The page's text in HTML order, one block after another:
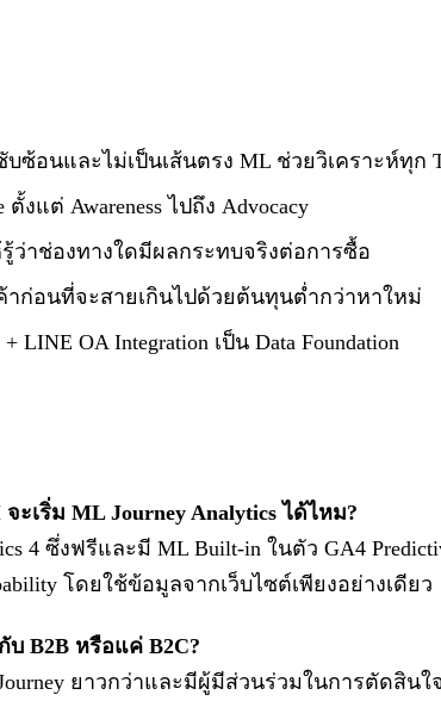
บซ้อนและไม่เป็นเส้นตรง ML ช่วยวิเคราะห์ทุก
แต่ Awareness ไปถึง Advocacy
รู้ว่าช่องทางใดมีผลกระทบจริงต่อการซื้อ
าก่อนที่จะสายเกินไปด้วยต้นทุนต่ำกว่าหาใหม่
LINE OA Integration เป็น Data Foundation
เริ่ม ML Journey Analytics ได้ไหม?
4 ซึ่งฟรีและมี ML Built-in ในตัว GA4
โดยใช้ข้อมูลจากเว็บไซต์เพียงอย่างเดียว
บ B2B หรือแค่ B2C?
ยาวกว่าและมีผู้มีส่วนร่วมในการตัดสิน